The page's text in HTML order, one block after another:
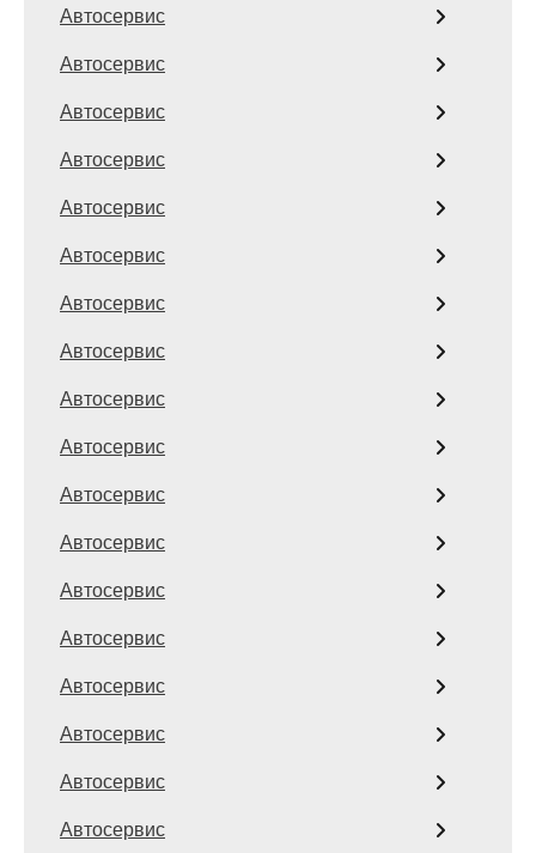
Автосервис
Автосервис
Автосервис
Автосервис
Автосервис
Автосервис
Автосервис
Автосервис
Автосервис
Автосервис
Автосервис
Автосервис
Автосервис
Автосервис
Автосервис
Автосервис
Автосервис
Автосервис